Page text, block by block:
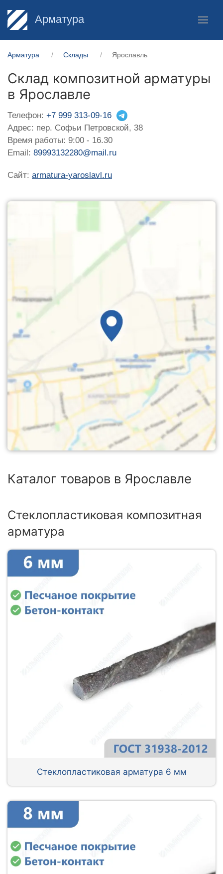
Арматура
Арматура Склады Ярославль
Склад композитной арматуры
в Ярославле
Телефон: +7 999 313-09-16
Адрес: пер. Софьи Петровской, 38
Время работы: 9:00 - 16.30
Email: 89993132280@mail.ru
Сайт: armatura-yaroslavl.ru
Каталог товаров в Ярославле
Стеклопластиковая композитная
арматура
Стеклопластиковая арматура 6 мм